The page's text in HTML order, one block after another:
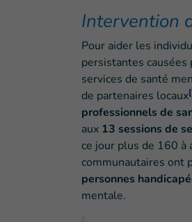
Intervention
Pour aider les
persistantes
services de santé
de partenaires locaux
professionnels de
aux 13 sessions de
ce jour plus de 160 à
communautaires ont
personnes
mentale.